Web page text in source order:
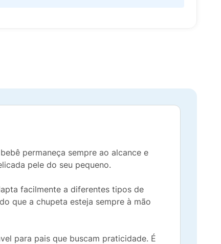
permaneça sempre ao alcance e
pele do seu pequeno.
facilmente a diferentes tipos de
que a chupeta esteja sempre à mão
para pais que buscam praticidade. É